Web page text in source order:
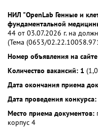
НИЛ "OpenLab Генные и
фундаментальной
44 от 03.07.2026 г. на
(Тема (0653/
Номер объявления на
Количество вакансий: 1
Дата окончания приема
Дата проведения конкурса:
Место приема документов:
корпус 4